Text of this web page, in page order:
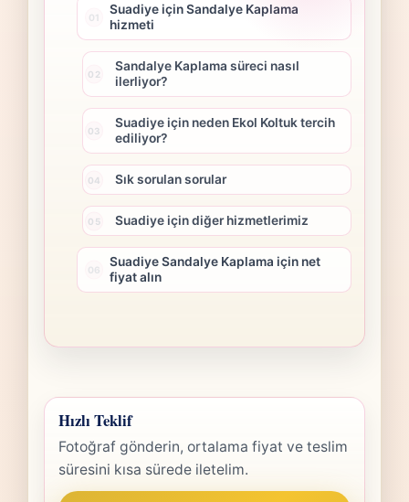
Suadiye için Sandalye Kaplama
hizmeti
Sandalye Kaplama süreci nasıl
ilerliyor?
Suadiye için neden Ekol Koltuk tercih
ediliyor?
Sık sorulan sorular
Suadiye için diğer hizmetlerimiz
Suadiye Sandalye Kaplama için net
fiyat alın
Hızlı Teklif
Fotoğraf gönderin, ortalama fiyat ve teslim
süresini kısa sürede iletelim.